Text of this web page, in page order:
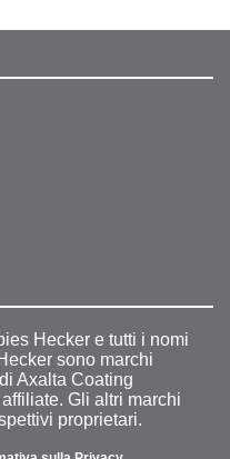
Hecker e tutti i nomi
sono marchi
Axalta Coating
Gli altri marchi
proprietari.